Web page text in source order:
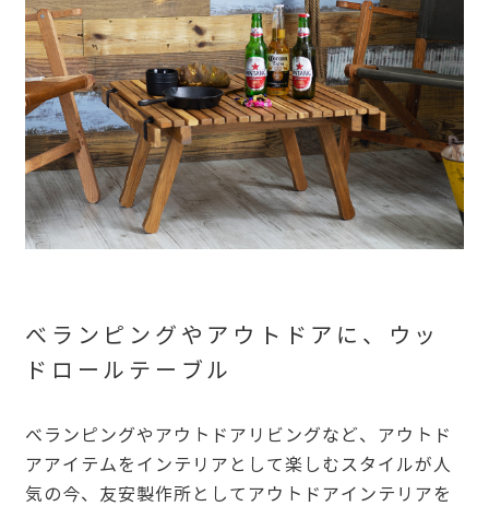
べランピングやアウトドアに、ウッ
ドロールテーブル
べランピングやアウトドアリビングなど、アウトド
アアイテムをインテリアとして楽しむスタイルが人
気の今、友安製作所としてアウトドアインテリアを